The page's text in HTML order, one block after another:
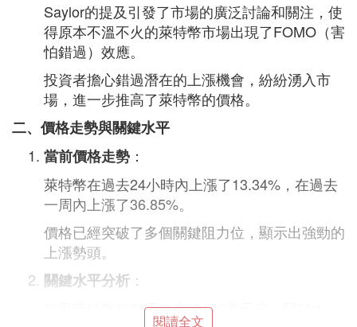
Saylor的提及引發了市場的廣泛討論和關注，使
得原本不溫不火的萊特幣市場出現了FOMO（害
怕錯過）效應。
投資者擔心錯過潛在的上漲機會，紛紛湧入市
場，進一步推高了萊特幣的價格。
二、價格走勢與關鍵水平
當前價格走勢 ：
萊特幣在過去24小時內上漲了13.34%，在過去
一周內上漲了36.85%。
價格已經突破了多個關鍵阻力位，顯示出強勁的
上漲勢頭。
關鍵水平分析 ：
如果萊特幣能夠再次突破100美元這一關鍵水
閱讀全文